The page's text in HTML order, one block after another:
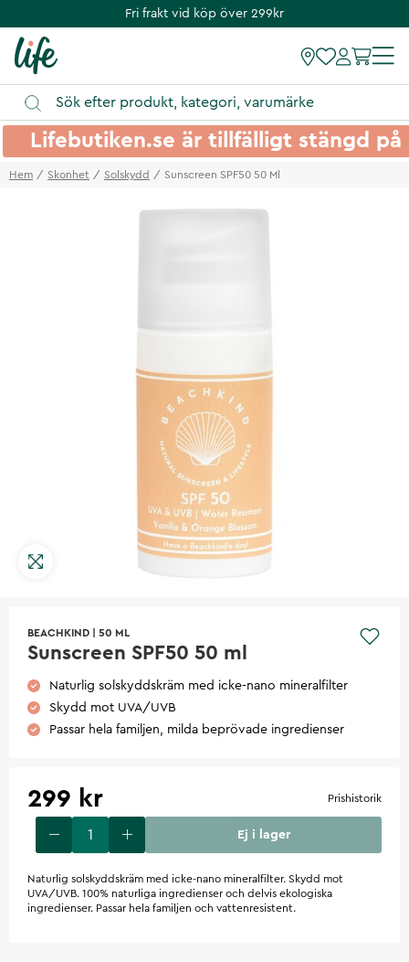
Fri frakt vid köp över 299kr
Lifebutiken.se är tillfälligt stängd
Hem Skonhet Solskydd Sunscreen SPF50 50 Ml
BEACHKIND 50 ML
Sunscreen SPF50 50 ml
Naturlig solskyddskräm med icke-nano mineralfilter
Skydd mot UVA/UVB
Passar hela familjen, milda beprövade ingredienser
299 kr Prishistorik
Ej i lager
Naturlig solskyddskräm med icke-nano mineralfilter. Skydd mot
UVA/UVB. 100% naturliga ingredienser och delvis ekologiska
ingredienser. Passar hela familjen och vattenresistent.